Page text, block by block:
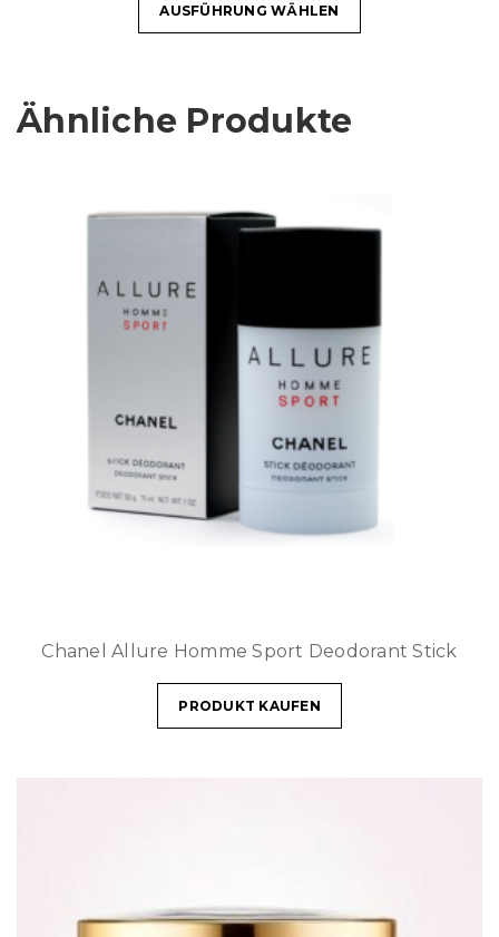
AUSFÜHRUNG WÄHLEN
Ähnliche Produkte
Chanel Allure Homme Sport Deodorant Stick
PRODUKT KAUFEN